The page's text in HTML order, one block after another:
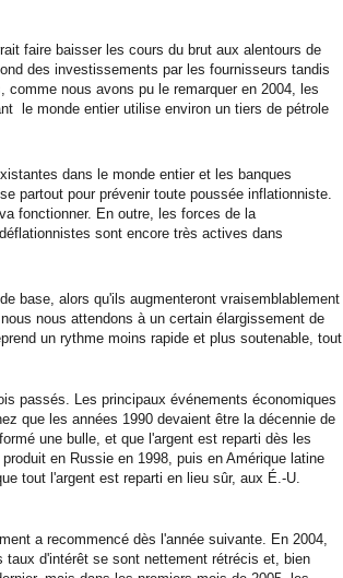
faire baisser les cours du brut aux alentours de
des investissements par les fournisseurs tandis
nous avons pu le remarquer en 2004, les
 le monde entier utilise environ un tiers de pétrole
dans le monde entier et les banques
partout pour prévenir toute poussée inflationniste.
fonctionner. En outre, les forces de la
sont encore très actives dans
base, alors qu'ils augmenteront vraisemblablement
nous attendons à un certain élargissement de
un rythme moins rapide et plus soutenable, tout
passés. Les principaux événements économiques
que les années 1990 devaient être la décennie de
une bulle, et que l'argent est reparti dès les
en Russie en 1998, puis en Amérique latine
tout l'argent est reparti en lieu sûr, aux É.-U.
a recommencé dès l'année suivante. En 2004,
d'intérêt se sont nettement rétrécis et, bien